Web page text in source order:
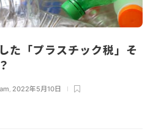
た「プラスチック税」そ
2022年5月10日